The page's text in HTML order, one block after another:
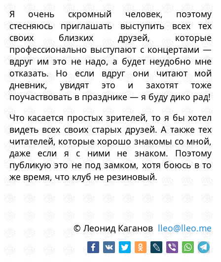
Я очень скромный человек, поэтому
стесняюсь приглашать выступить всех тех
своих близких друзей, которые
профессионально выступают с концертами —
вдруг им это не надо, а будет неудобно мне
отказать. Но если вдруг они читают мой
дневник, увидят это и захотят тоже
поучаствовать в празднике — я буду дико рад!
Что касается простых зрителей, то я бы хотел
видеть всех своих старых друзей. А также тех
читателей, которые хорошо знакомы со мной,
даже если я с ними не знаком. Поэтому
публикую это не под замком, хотя боюсь в то
же время, что клуб не резиновый.
© Леонид Каганов lleo@lleo.me